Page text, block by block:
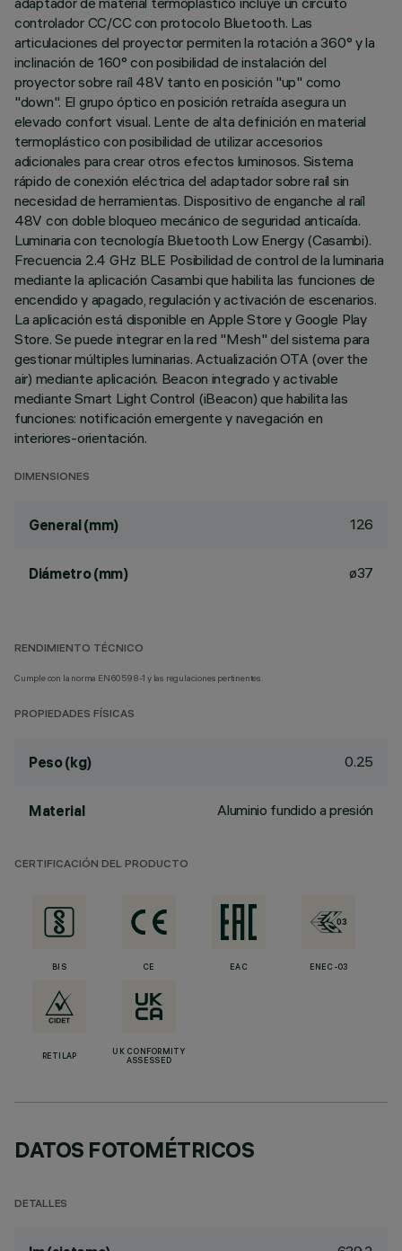
controlador CC/CC con protocolo Bluetooth. Las
articulaciones del proyector permiten la rotación a 360° y la
inclinación de 160° con posibilidad de instalación del
proyector sobre raíl 48V tanto en posición "up" como
"down". El grupo óptico en posición retraída asegura un
elevado confort visual. Lente de alta definición en material
termoplástico con posibilidad de utilizar accesorios
adicionales para crear otros efectos luminosos. Sistema
rápido de conexión eléctrica del adaptador sobre raíl sin
necesidad de herramientas. Dispositivo de enganche al raíl
48V con doble bloqueo mecánico de seguridad anticaída.
Luminaria con tecnología Bluetooth Low Energy (Casambi).
Frecuencia 2.4 GHz BLE Posibilidad de control de la luminaria
mediante la aplicación Casambi que habilita las funciones de
encendido y apagado, regulación y activación de escenarios.
La aplicación está disponible en Apple Store y Google Play
Store. Se puede integrar en la red "Mesh" del sistema para
gestionar múltiples luminarias. Actualización OTA (over the
air) mediante aplicación. Beacon integrado y activable
mediante Smart Light Control (iBeacon) que habilita las
funciones: notificación emergente y navegación en
interiores-orientación.
DIMENSIONES
General (mm) 126
Diámetro (mm) ø37
RENDIMIENTO TÉCNICO
Cumple con la norma EN60598-1 y las regulaciones pertinentes.
PROPIEDADES FÍSICAS
Peso (kg) 0.25
Material Aluminio fundido a presión
CERTIFICACIÓN DEL PRODUCTO
BIS CE EAC ENEC-03
RETILAP
UK CONFORMITY
ASSESSED
DATOS FOTOMÉTRICOS
DETALLES